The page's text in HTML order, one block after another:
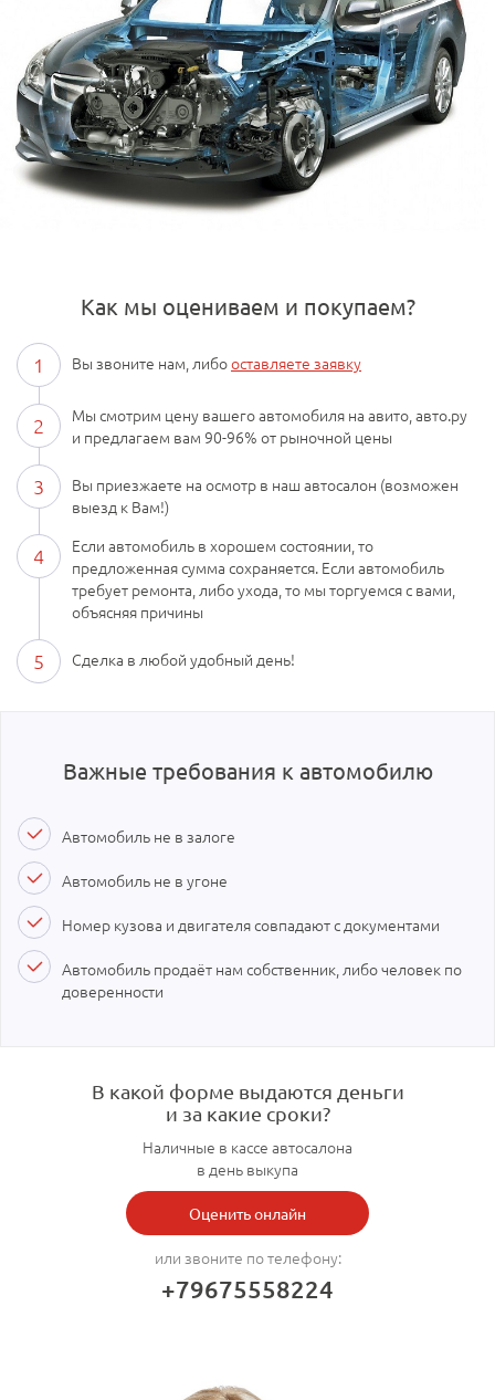
Как мы оцениваем и покупаем?
1 Вы звоните нам, либооставляете заявку
2
Мы смотрим цену вашего автомобиля на авито, авто.ру
и предлагаем вам 90-96% от рыночной цены
3
Вы приезжаете на осмотр в наш автосалон (возможен
выезд к Вам!)
4
Если автомобиль в хорошем состоянии, то
предложенная сумма сохраняется. Если автомобиль
требует ремонта, либо ухода, то мы торгуемся с вами,
объясняя причины
5 Сделка в любой удобный день!
Важные требования к автомобилю
Автомобиль не в залоге
Автомобиль не в угоне
Номер кузова и двигателя совпадают с документами
Автомобиль продаёт нам собственник, либо человек по
доверенности
В какой форме выдаются деньги
и за какие сроки?
Наличные в кассе автосалона
в день выкупа
Оценить онлайн
или звоните по телефону:
+79675558224